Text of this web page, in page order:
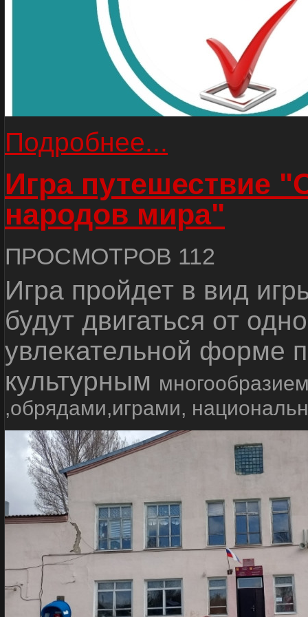
Подробнее...
Игра путешествие
народов мира"
ПРОСМОТРОВ 112
Игра пройдет в вид
будут двигаться от
увлекательной форме
культурным
,обрядами,играми,